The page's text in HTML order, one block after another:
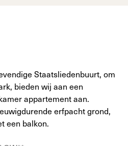
Staatsliedenbuurt, om
bieden wij aan een
appartement aan.
erfpacht grond,
een balkon.